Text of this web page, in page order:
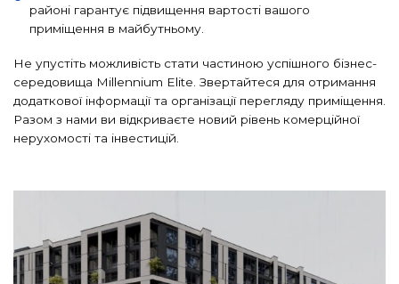
районі гарантує підвищення вартості вашого
приміщення в майбутньому.
Не упустіть можливість стати частиною успішного бізнес-
середовища Millennium Elite. Звертайтеся для отримання
додаткової інформації та організації перегляду приміщення.
Разом з нами ви відкриваєте новий рівень комерційної
нерухомості та інвестицій.